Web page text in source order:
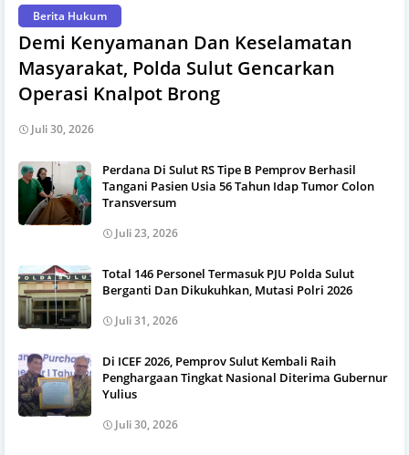
Berita Hukum
Demi Kenyamanan Dan Keselamatan
Masyarakat, Polda Sulut Gencarkan
Operasi Knalpot Brong
Juli 30, 2026
Perdana Di Sulut RS Tipe B Pemprov Berhasil
Tangani Pasien Usia 56 Tahun Idap Tumor Colon
Transversum
Juli 23, 2026
Total 146 Personel Termasuk PJU Polda Sulut
Berganti Dan Dikukuhkan, Mutasi Polri 2026
Juli 31, 2026
Di ICEF 2026, Pemprov Sulut Kembali Raih
Penghargaan Tingkat Nasional Diterima Gubernur
Yulius
Juli 30, 2026